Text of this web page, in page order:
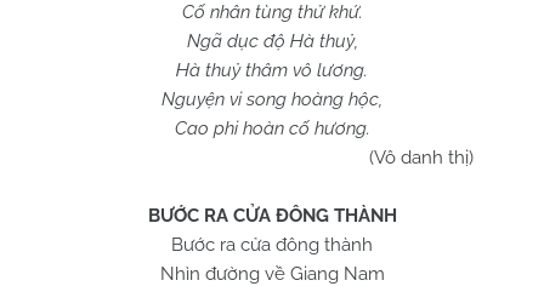
Cố nhân tùng thử khứ.
Ngã dục độ Hà thuỷ,
Hà thuỷ thâm vô lương.
Nguyện vi song hoàng hộc,
Cao phi hoàn cố hương.
(Vô danh thị)
BƯỚC RA CỬA ĐÔNG THÀNH
Bước ra cửa đông thành
Nhìn đường về Giang Nam